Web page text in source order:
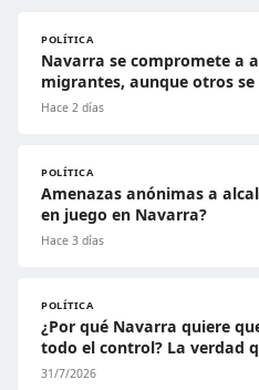
POLÍTICA
Navarra se compromete a
migrantes, aunque otros se
Hace 2 días
POLÍTICA
Amenazas anónimas a
en juego en Navarra?
Hace 3 días
POLÍTICA
¿Por qué Navarra quiere
todo el control? La verdad
31/7/2026